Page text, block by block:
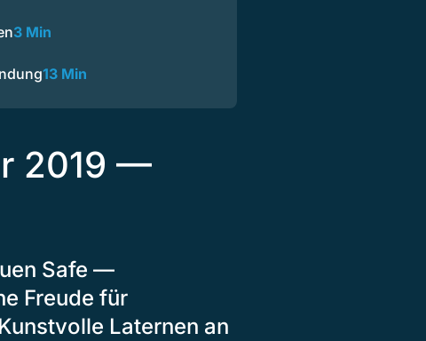
3 Min
13 Min
2019 —
Safe —
Freude für
Laternen an